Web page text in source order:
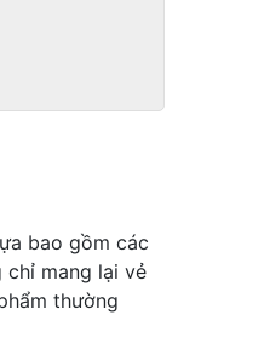
bao gồm các
chỉ mang lại vẻ
thường